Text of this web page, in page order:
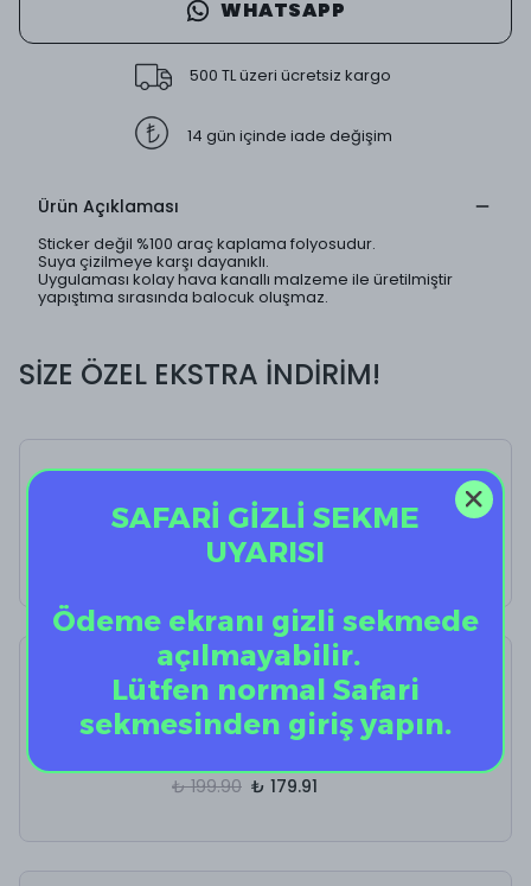
WHATSAPP
500 TL üzeri ücretsiz kargo
14 gün içinde iade değişim
Ürün Açıklaması
Sticker değil %100 araç kaplama folyosudur.
Suya çizilmeye karşı dayanıklı.
Uygulaması kolay hava kanallı malzeme ile üretilmiştir
yapıştıma sırasında balocuk oluşmaz.
SİZE ÖZEL EKSTRA İNDİRİM!
%40
₺ 12.50 ₺ 7.50
AirPods Kulaklık
Temizleyici
₺ 199.90 ₺ 179.91
SAFARİ GİZLİ SEKME
UYARISI
Ödeme ekranı gizli sekmede
açılmayabilir.
Lütfen normal Safari
sekmesinden giriş yapın.